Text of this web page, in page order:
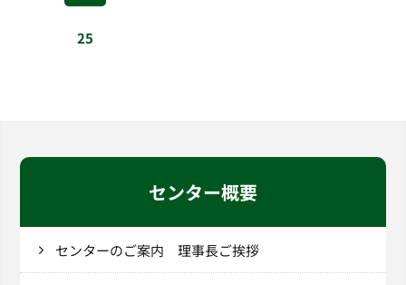
25
センター概要
センターのご案内 理事長ご挨拶